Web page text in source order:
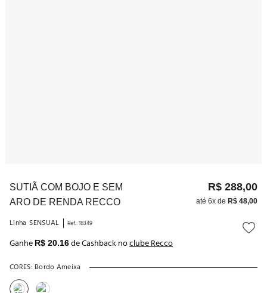
SUTIÃ COM BOJO E SEM
ARO DE RENDA RECCO
R$ 288,00
até 6x de R$ 48,00
Linha SENSUAL Ref.:18349
Ganhe R$ 20.16de Cashback noclube Recco
CORES: Bordo Ameixa